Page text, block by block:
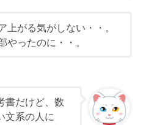
上がる気がしない・・。
やったのに・・。
書だけど、数
文系の人に